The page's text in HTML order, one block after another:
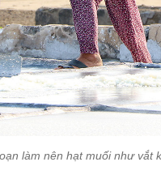
làm nên hạt muối như vắt